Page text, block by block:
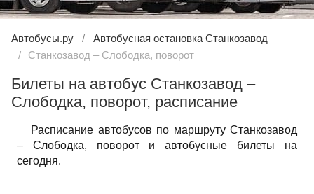
Автобусы.ру
Автобусная остановка Станкозавод
Станкозавод – Слободка, поворот
Билеты на автобус Станкозавод –
Слободка, поворот, расписание
Расписание автобусов по маршруту Станкозавод
– Слободка, поворот и автобусные билеты на
сегодня.